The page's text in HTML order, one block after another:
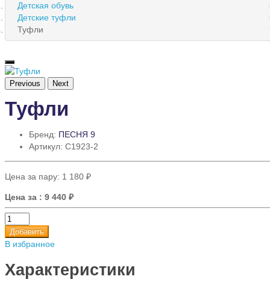
Детская обувь
Детские туфли
Туфли
Previous Next
Туфли
Бренд: ПЕСНЯ 9
Артикул: C1923-2
Цена за пару: 1 180 ₽
Цена за : 9 440 ₽
Добавить
В избранное
Характеристики